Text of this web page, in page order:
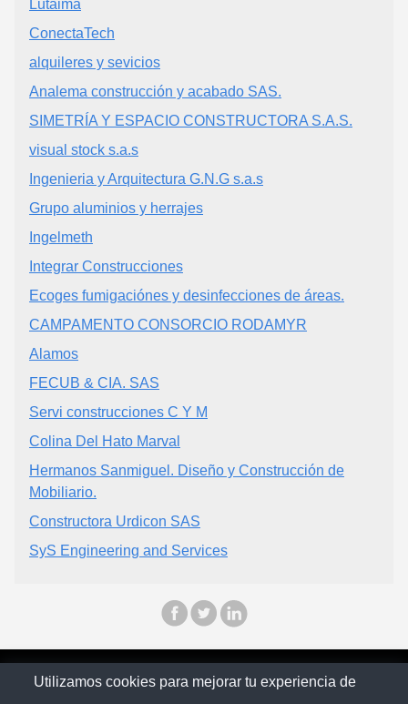
Lutaima
ConectaTech
alquileres y sevicios
Analema construcción y acabado SAS.
SIMETRÍA Y ESPACIO CONSTRUCTORA S.A.S.
visual stock s.a.s
Ingenieria y Arquitectura G.N.G s.a.s
Grupo aluminios y herrajes
Ingelmeth
Integrar Construcciones
Ecoges fumigaciónes y desinfecciones de áreas.
CAMPAMENTO CONSORCIO RODAMYR
Alamos
FECUB & CIA. SAS
Servi construcciones C Y M
Colina Del Hato Marval
Hermanos Sanmiguel. Diseño y Construcción de
Mobiliario.
Constructora Urdicon SAS
SyS Engineering and Services
© Citymaps Colombia 2025
Utilizamos cookies para mejorar tu experiencia de